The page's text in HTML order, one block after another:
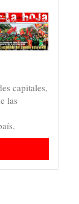
capitales,
las